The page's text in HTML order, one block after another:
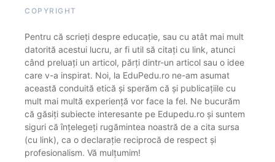
COPYRIGHT
Pentru că scrieți despre educație, sau cu atât mai mult
datorită acestui lucru, ar fi util să citați cu link, atunci
când preluați un articol, părți dintr-un articol sau o idee
care v-a inspirat. Noi, la EduPedu.ro ne-am asumat
această conduită etică și sperăm că și publicațiile cu
mult mai multă experiență vor face la fel. Ne bucurăm
că găsiți subiecte interesante pe Edupedu.ro și suntem
siguri că înțelegeți rugămintea noastră de a cita sursa
(cu link), ca o declarație reciprocă de respect și
profesionalism. Vă mulțumim!